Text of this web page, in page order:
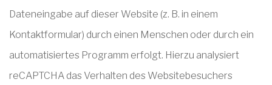
Dateneingabe auf dieser Website (z. B. in einem
Kontaktformular) durch einen Menschen oder durch ein
automatisiertes Programm erfolgt. Hierzu analysiert
reCAPTCHA das Verhalten des Websitebesuchers